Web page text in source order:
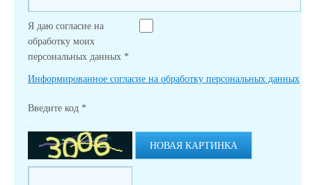
Я даю согласие на
обработку моих
персональных данных *
Информированное согласие на обработку персональных данных
Введите код *
НОВАЯ КАРТИНКА